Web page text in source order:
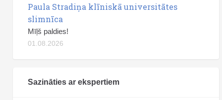
Paula Stradiņa klīniskā universitātes
slimnīca
Mīļš paldies!
01.08.2026
Sazināties ar ekspertiem